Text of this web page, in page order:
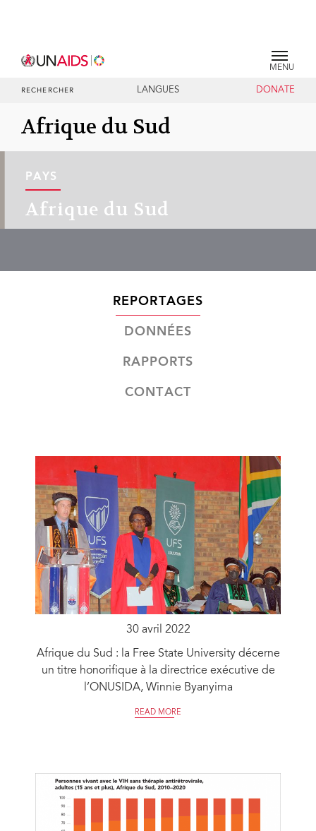
MENU
RECHERCHER LANGUES DONATE
Afrique du Sud
PAYS
Afrique du Sud
REPORTAGES
DONNÉES
RAPPORTS
CONTACT
30 avril 2022
Afrique du Sud : la Free State University décerne
un titre honorifique à la directrice exécutive de
l’ONUSIDA, Winnie Byanyima
READ MORE